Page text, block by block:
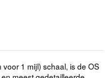
1 mijl) schaal, is de OS